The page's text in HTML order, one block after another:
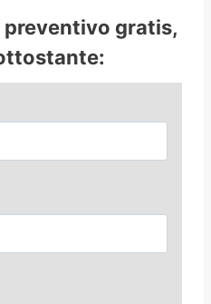
preventivo gratis,